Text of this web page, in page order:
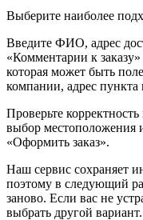
Выберите наиболее
Введите ФИО, адрес
«Комментарии к
которая может быть
компании, адрес пункта
Проверьте
выбор местоположения
«Оформить заказ».
Наш сервис сохраняет
поэтому в следующий
заново. Если вас не
выбрать другой вариант.